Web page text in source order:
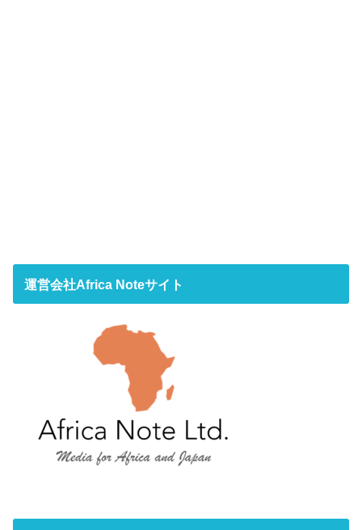
運営会社Africa Noteサイト